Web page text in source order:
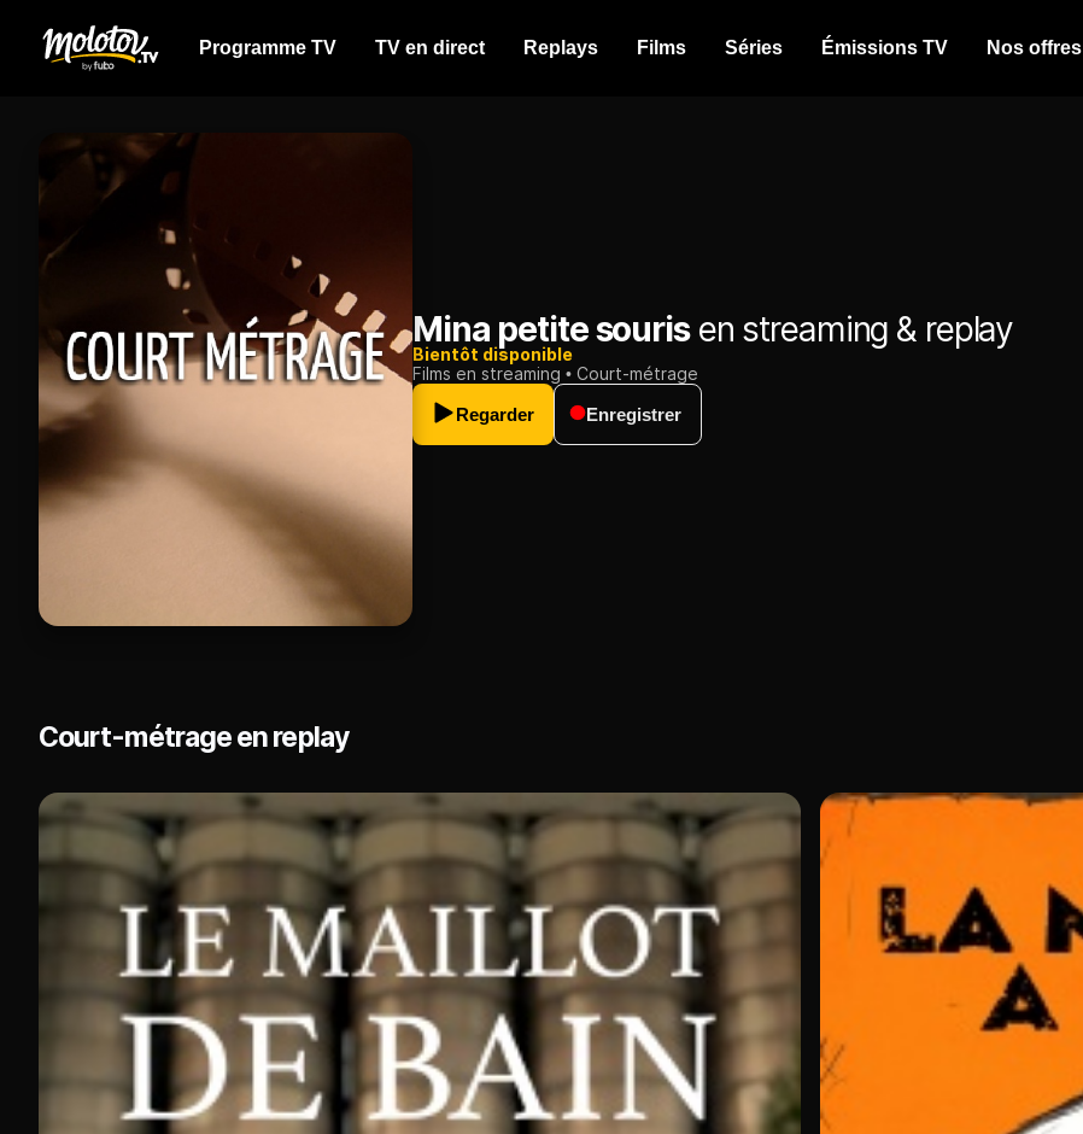
Programme TV TV en direct Replays Films Séries Émissions TV Nos offres
Mina petite sourisen streaming & replay
Bientôt disponible
Films en streaming
Court-métrage
Regarder
Enregistrer
Court-métrage en replay